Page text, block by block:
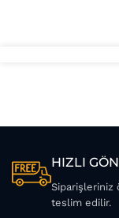
HIZLI
Siparişleriniz
teslim edilir.